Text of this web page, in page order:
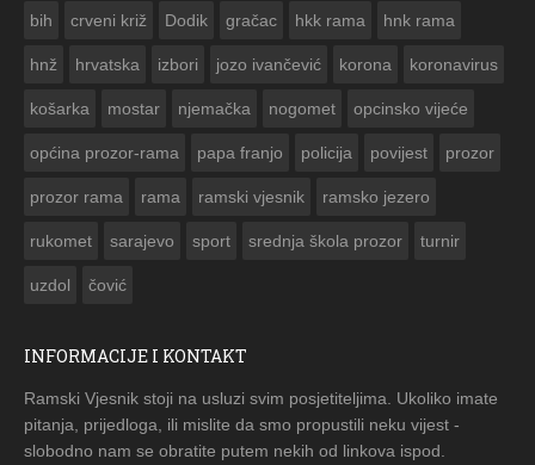
bih crveni križ Dodik gračac hkk rama hnk rama
hnž hrvatska izbori jozo ivančević korona koronavirus
košarka mostar njemačka nogomet opcinsko vijeće
općina prozor-rama papa franjo policija povijest prozor
prozor rama rama ramski vjesnik ramsko jezero
rukomet sarajevo sport srednja škola prozor turnir
uzdol čović
INFORMACIJE I KONTAKT
Ramski Vjesnik stoji na usluzi svim posjetiteljima. Ukoliko imate
pitanja, prijedloga, ili mislite da smo propustili neku vijest -
slobodno nam se obratite putem nekih od linkova ispod.